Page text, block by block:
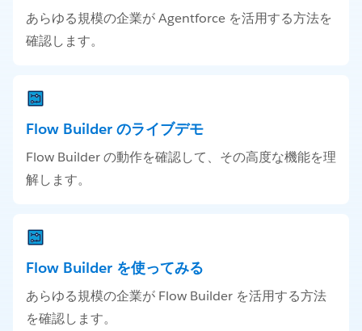
あらゆる規模の企業が Agentforce を活用する方法を
確認します。
Flow Builder のライブデモ
Flow Builder の動作を確認して、その高度な機能を理
解します。
Flow Builder を使ってみる
あらゆる規模の企業が Flow Builder を活用する方法
を確認します。